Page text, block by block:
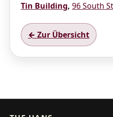
Tin Building, 96 South
← Zur Übersicht